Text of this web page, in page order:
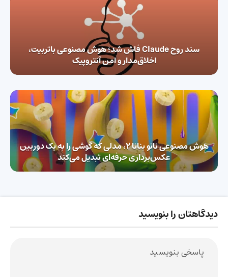
سند روح Claude فاش شد؛ هوش مصنوعی باتربیت،
اخلاق‌مدار و امن آنتروپیک
هوش مصنوعی نانو بنانا ۲، مدلی که گوشی را به یک دوربین
عکس‌برداری حرفه‌ای تبدیل می‌کند
دیدگاهتان را بنویسید